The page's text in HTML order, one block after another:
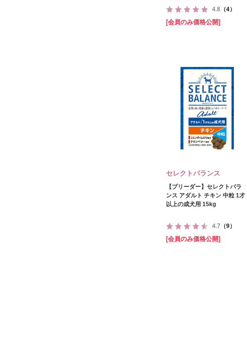
4.8 （4）
[会員のみ価格公開]
セレクトバランス
【ブリーダー】セレクトバラ
ンス アダルト チキン 中粒 1才
以上の成犬用 15kg
4.7 （9）
[会員のみ価格公開]